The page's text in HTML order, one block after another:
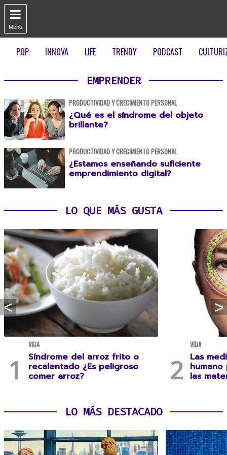

Menú
POP INNOVA LIFE TRENDY PODCAST
EMPRENDER
PRODUCTIVIDAD Y CRECIMIENTO PERSONAL
¿Qué es el síndrome del objeto
brillante?
PRODUCTIVIDAD Y CRECIMIENTO PERSONAL
¿Estamos enseñando suficiente
emprendimiento digital?
LO QUE MÁS GUSTA
VIDA
Síndrome del arroz frito o
recalentado ¿Es peligroso
comer arroz?
VIDA
Las
las
LO MÁS DESTACADO